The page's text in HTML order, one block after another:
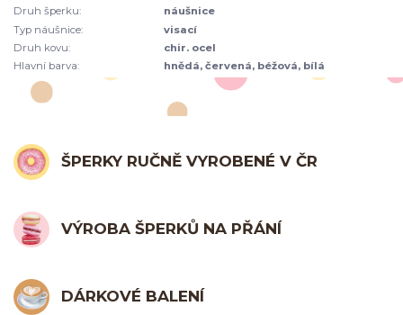
Druh šperku:
náušnice
Typ náušnice:
visací
Druh kovu:
chir. ocel
Hlavní barva:
hnědá, červená, béžová, bílá
ŠPERKY RUČNĚ VYROBENÉ V ČR
VÝROBA ŠPERKŮ NA PŘÁNÍ
DÁRKOVÉ BALENÍ